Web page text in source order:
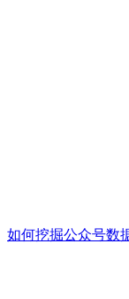
如何挖掘公众号数